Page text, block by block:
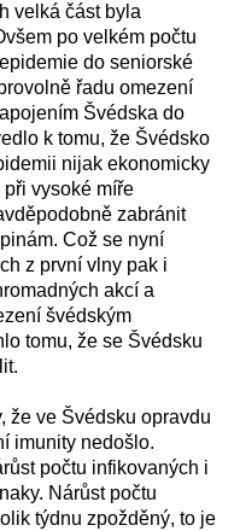
velká část byla
po velkém počtu
do seniorské
řadu omezení
Švédska do
k tomu, že Švédsko
nijak ekonomicky
vysoké míře
zabránit
Což se nyní
z první vlny pak i
akcí a
švédským
tomu, že se Švédsku
že ve Švédsku opravdu
imunity nedošlo.
počtu infikovaných i
Nárůst počtu
týdnu zpožděný, to je